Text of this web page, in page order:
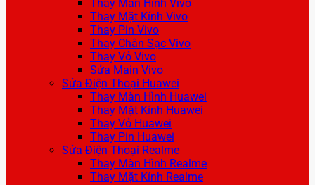
Thay Màn Hình Vivo
Thay Mặt Kính Vivo
Thay Pin Vivo
Thay Chân Sạc Vivo
Thay Vỏ Vivo
Sửa Main Vivo
Sửa Điện Thoại Huawei
Thay Màn Hình Huawei
Thay Mặt Kính Huawei
Thay Vỏ Huawei
Thay Pin Huawei
Sửa Điện Thoại Realme
Thay Màn Hình Realme
Thay Mặt Kính Realme